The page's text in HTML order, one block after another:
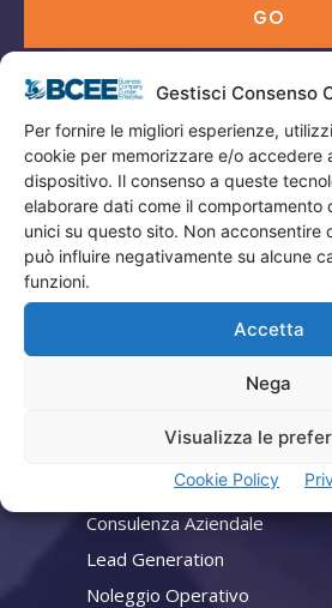
Gestisci Consenso
Per fornire le migliori esperienze,
cookie per memorizzare e/o accedere
dispositivo. Il consenso a queste
elaborare dati come il comportamento
unici su questo sito. Non acconsentire
può influire negativamente su alcune
funzioni.
Accetta
Nega
Visualizza le
Cookie Policy
GO
Menù
Privacy
Termini Utilizzo
Iscrizione Newsletter
Cookie Policy (UE)
Consulenza Aziendale
Lead Generation
Noleggio Operativo